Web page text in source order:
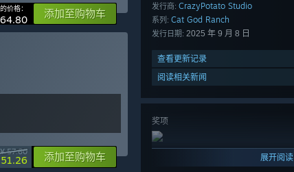
发行商: CrazyPotato Studio
系列: Cat God Ranch
发行日期: 2025 年 9 月 8 日
查看更新记录
阅读相关新闻
奖项
展开阅读
价格： 添加至购物车
¥ 57.60 添加至购物车